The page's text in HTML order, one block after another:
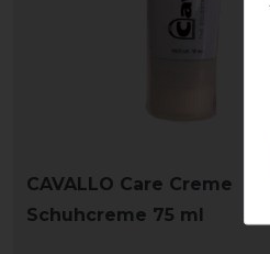
CAVALLO Care Creme
Schuhcreme 75 ml